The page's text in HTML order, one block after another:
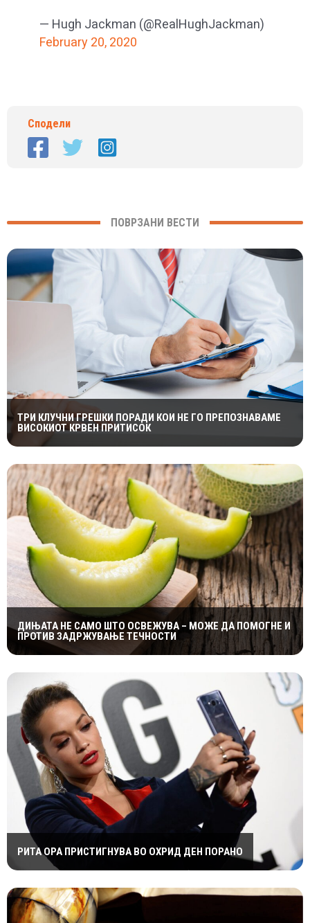
— Hugh Jackman (@RealHughJackman)
February 20, 2020
Сподели
ПОВРЗАНИ ВЕСТИ
ТРИ КЛУЧНИ ГРЕШКИ ПОРАДИ КОИ НЕ ГО ПРЕПОЗНАВАМЕ
ВИСОКИОТ КРВЕН ПРИТИСОК
ДИЊАТА НЕ САМО ШТО ОСВЕЖУВА – МОЖЕ ДА ПОМОГНЕ И
ПРОТИВ ЗАДРЖУВАЊЕ ТЕЧНОСТИ
РИТА ОРА ПРИСТИГНУВА ВО ОХРИД ДЕН ПОРАНО